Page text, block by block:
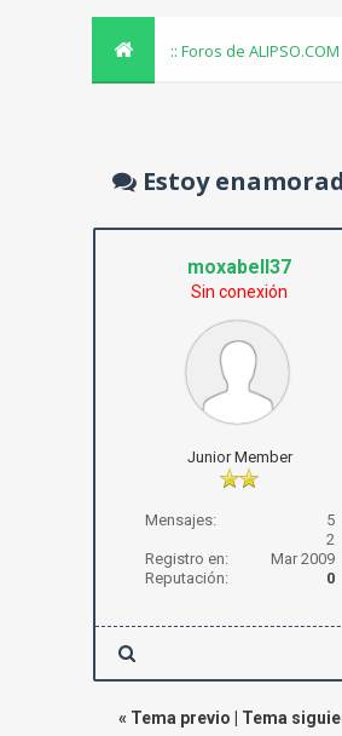
:: Foros de
Estoy
moxabell37
Sin conexión
Junior Member
Mensajes:
5
2
Registro en:
Mar 2009
Reputación:
0
« Tema previo Tema